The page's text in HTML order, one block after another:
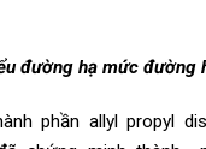
đường hạ mức đường
phần allyl propyl